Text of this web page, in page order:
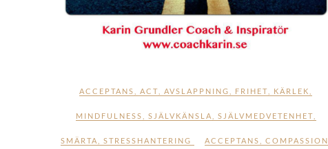
ACCEPTANS ACT AVSLAPPNING FRIHET KÄRLEK
MINDFULNESS SJÄLVKÄNSLA SJÄLVMEDVETENHET
SMÄRTA STRESSHANTERING ACCEPTANS COMPASSION